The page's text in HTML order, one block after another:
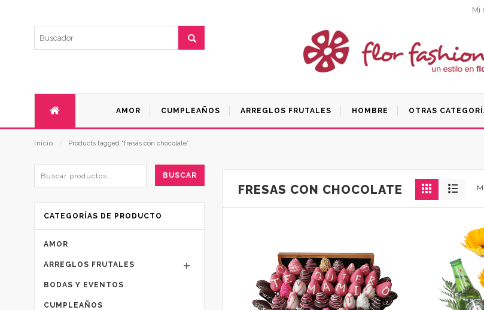
Mi
AMOR CUMPLEAÑOS ARREGLOS FRUTALES HOMBRE OTRAS
Inicio Products tagged “fresas con chocolate”
BUSCAR
CATEGORÍAS DE PRODUCTO
AMOR
ARREGLOS FRUTALES
BODAS Y EVENTOS
CUMPLEAÑOS
FRESAS CON CHOCOLATE